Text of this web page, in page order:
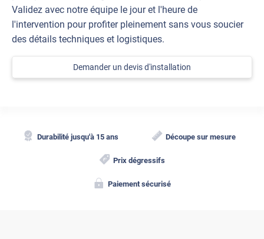
Validez avec notre équipe le jour et l'heure de
l'intervention pour profiter pleinement sans vous soucier
des détails techniques et logistiques.
Demander un devis d'installation
Durabilité jusqu'à 15 ans Découpe sur mesure
Prix dégressifs
Paiement sécurisé